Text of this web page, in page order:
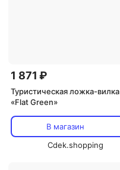
1 871 ₽
Туристическая ложка-вилка
«Flat Green»
В магазин
Cdek.shopping